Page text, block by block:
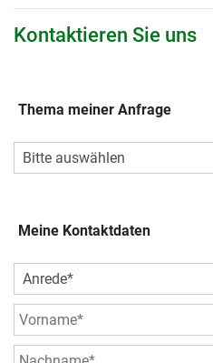
Kontaktieren Sie uns
Thema meiner Anfrage
Meine Kontaktdaten